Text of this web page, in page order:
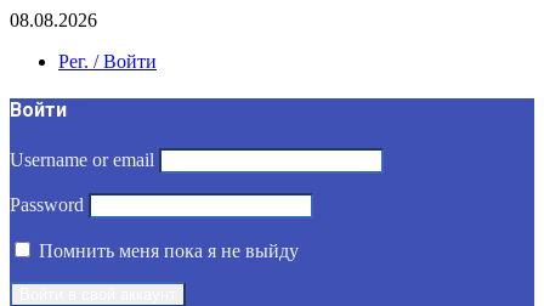
08.08.2026
Рег. / Войти
Войти
Username or email
Password
Помнить меня пока я не выйду